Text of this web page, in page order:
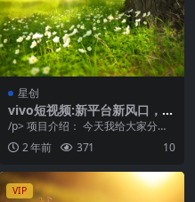
星创
vivo短视频:新平台新风口，AI
混剪视频7天撸了2300+
/p> 项目介绍： 今天我给大家分享
一个全新又比较冷门的平台。 这个
新的平台就是...
2 年前 371 10
VIP